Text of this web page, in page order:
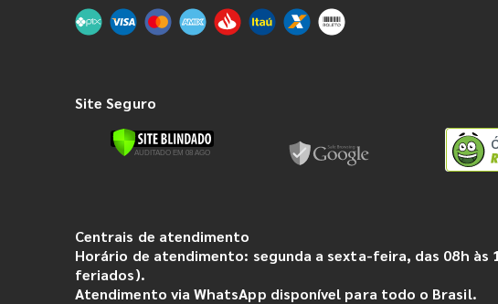
Site Seguro
Centrais de atendimento
Horário de atendimento: segunda a sexta-feira, das 08h às
feriados).
Atendimento via WhatsApp disponível para todo o Brasil.